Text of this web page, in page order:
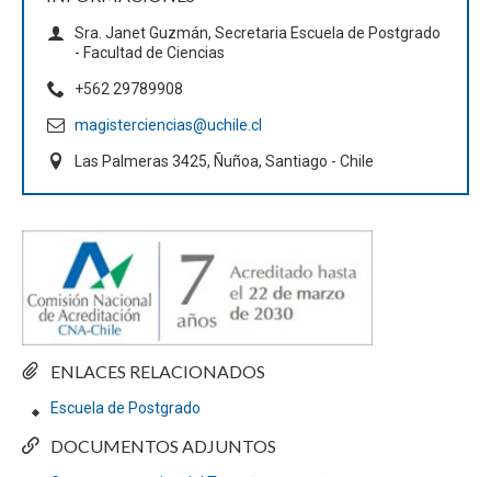
Sra. Janet Guzmán, Secretaria Escuela de Postgrado
- Facultad de Ciencias
+562 29789908
magisterciencias@uchile.cl
Las Palmeras 3425, Ñuñoa, Santiago - Chile
ENLACES RELACIONADOS
Escuela de Postgrado
DOCUMENTOS ADJUNTOS